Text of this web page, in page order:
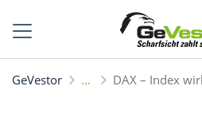
GeVestor DAX – Index